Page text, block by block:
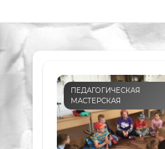
ПЕДАГОГИЧЕСКАЯ
МАСТЕРСКАЯ